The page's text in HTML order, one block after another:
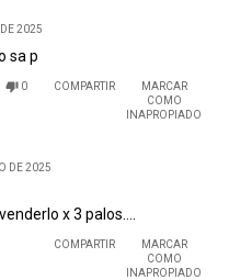
2025
sa p
0 COMPARTIR
MARCAR
COMO
INAPROPIADO
DE 2025
x 3 palos....
COMPARTIR
MARCAR
COMO
INAPROPIADO